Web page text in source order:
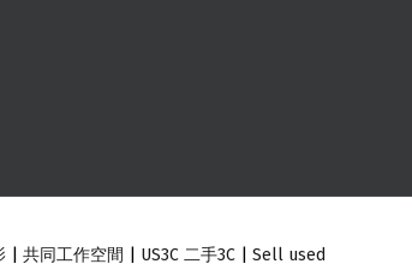
共同工作空間 US3C 二手3C Sell used